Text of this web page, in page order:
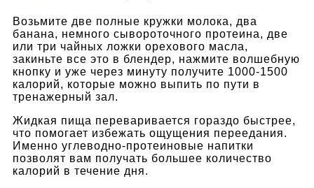
Возьмите две полные кружки молока, два
банана, немного сывороточного протеина, две
или три чайных ложки орехового масла,
закиньте все это в блендер, нажмите волшебную
кнопку и уже через минуту получите 1000-1500
калорий, которые можно выпить по пути в
тренажерный зал.
Жидкая пища переваривается гораздо быстрее,
что помогает избежать ощущения переедания.
Именно углеводно-протеиновые напитки
позволят вам получать большее количество
калорий в течение дня.